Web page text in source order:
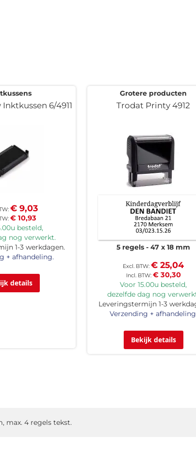
6/4911
€ 10,93
€ 9,03
besteld,
nog verwerkt.
1-3 werkdagen.
+ afhandeling.
details
Grotere producten
Trodat Printy 4912
5 regels 47 x 18 mm
€ 30,30
€ 25,04
Voor 15.00u besteld,
dezelfde dag nog
Leveringstermijn 1-3
Verzending +
Bekijk details
max. 4 regels tekst.